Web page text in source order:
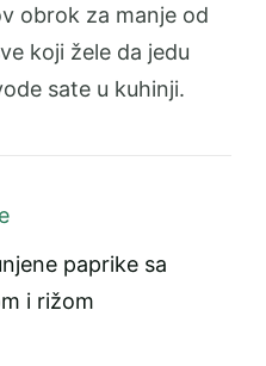
obrok za manje od
koji žele da jedu
sate u kuhinji.
paprike sa
i rižom